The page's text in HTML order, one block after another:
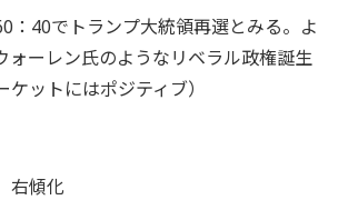
40でトランプ大統領再選とみる。よ
ォーレン氏のようなリベラル政権誕生
ットにはポジティブ）
右傾化